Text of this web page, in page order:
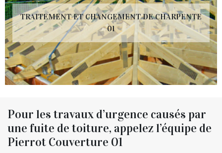
TRAITEMENT ET CHANGEMENT DE CHARPENTE
01
Pour les travaux d’urgence causés par
une fuite de toiture, appelez l’équipe de
Pierrot Couverture 01